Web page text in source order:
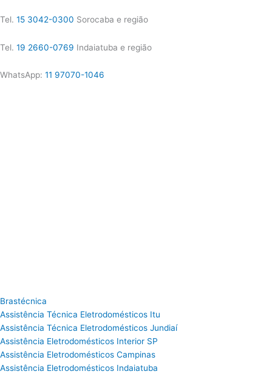
Tel. 15 3042-0300 Sorocaba e região
Tel. 19 2660-0769 Indaiatuba e região
WhatsApp: 11 97070-1046
Brastécnica
Assistência Técnica Eletrodomésticos Itu
Assistência Técnica Eletrodomésticos Jundiaí
Assistência Eletrodomésticos Interior SP
Assistência Eletrodomésticos Campinas
Assistência Eletrodomésticos Indaiatuba